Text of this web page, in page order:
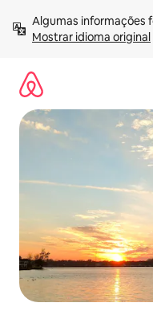
para
Mostrar idioma original